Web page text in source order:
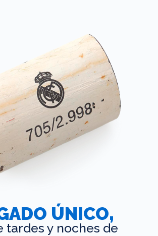
ÚNICO,
tardes y noches de